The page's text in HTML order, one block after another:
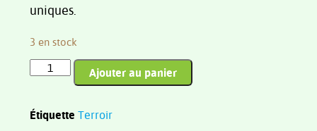
uniques.
3 en stock
Ajouter au panier
Étiquette Terroir